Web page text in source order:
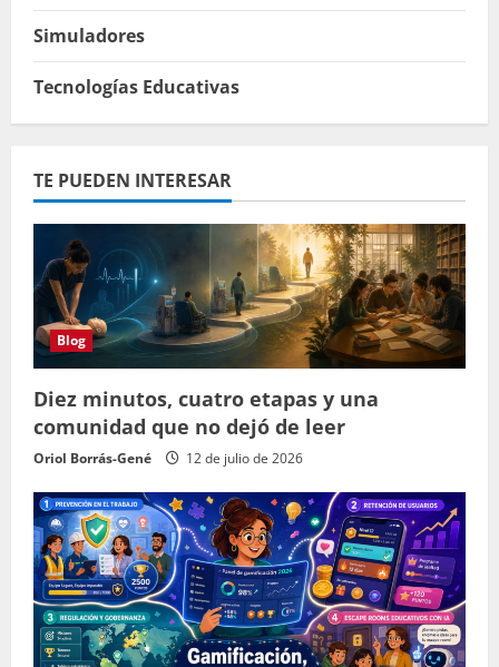
Simuladores
Tecnologías Educativas
TE PUEDEN INTERESAR
Blog
Diez minutos, cuatro etapas y una
comunidad que no dejó de leer
Oriol Borrás-Gené 12 de julio de 2026